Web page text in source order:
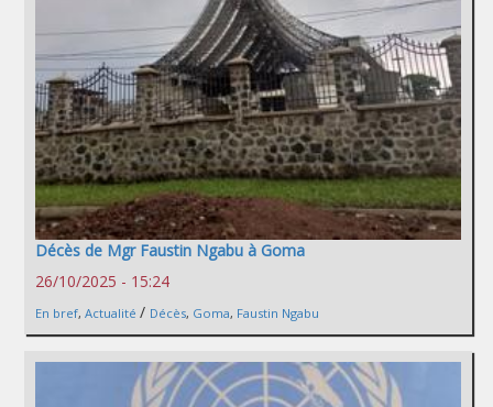
Décès de Mgr Faustin Ngabu à Goma
26/10/2025 - 15:24
En bref, Actualité / Décès, Goma, Faustin Ngabu